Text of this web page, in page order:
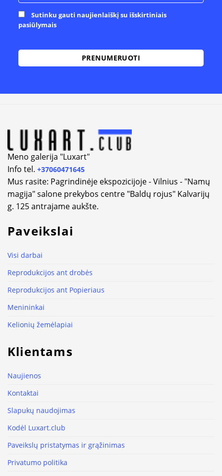
Sutinku gauti naujienlaiškį su išskirtiniais
pasiūlymais
Meno galerija "Luxart"
Info tel. +37060471645
Mus rasite: Pagrindinėje ekspozicijoje - Vilnius - "Namų
magija" salone prekybos centre "Baldų rojus" Kalvarijų
g. 125 antrajame aukšte.
Paveikslai
Visi darbai
Reprodukcijos ant drobės
Reprodukcijos ant Popieriaus
Menininkai
Kelionių žemėlapiai
Klientams
Naujienos
Kontaktai
Slapukų naudojimas
Kodėl Luxart.club
Paveikslų pristatymas ir grąžinimas
Privatumo politika